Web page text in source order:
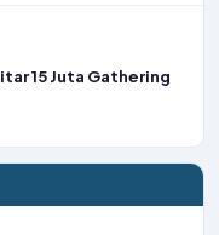
15 Juta Gathering